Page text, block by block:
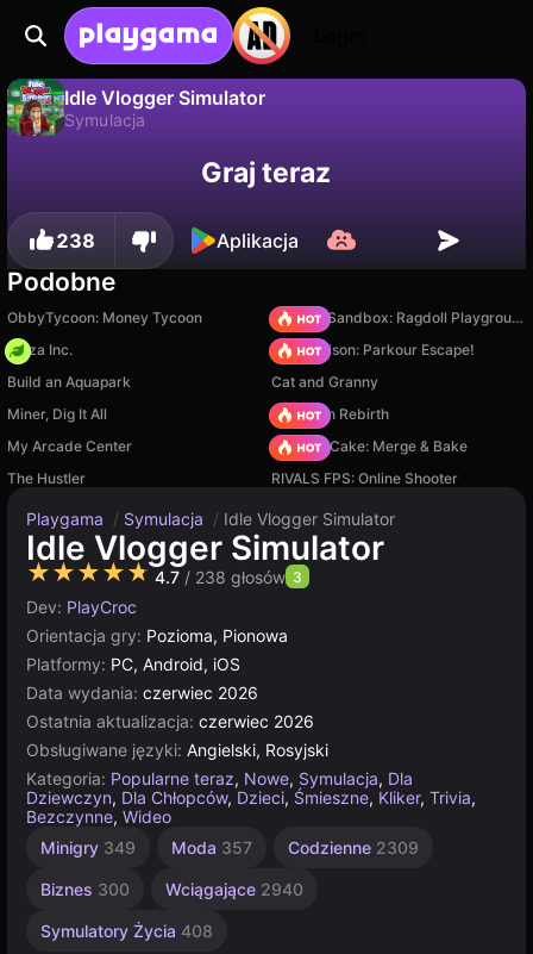
Idle Vlogger Simulator
Symulacja
Zapisz postępy! Nie
Graj teraz
238 Aplikacja
Podobne
ObbyTycoon: Money Tycoon
Sprunki Sandbox: Ragdoll Playground Mode
Pizza Inc.
Barry Prison: Parkour Escape!
Build an Aquapark
Cat and Granny
Miner, Dig It All
Stickman Rebirth
My Arcade Center
Piece of Cake: Merge & Bake
The Hustler
RIVALS FPS: Online Shooter
Playgama / Symulacja / Idle Vlogger Simulator
Idle Vlogger Simulator
★★★★★4.7 / 238 głosów 3
Dev: PlayCroc
Orientacja gry: Pozioma, Pionowa
Platformy: PC, Android, iOS
Data wydania: czerwiec 2026
Ostatnia aktualizacja: czerwiec 2026
Obsługiwane języki: Angielski, Rosyjski
Kategoria: Popularne teraz, Nowe, Symulacja, Dla
Dziewczyn, Dla Chłopców, Dzieci, Śmieszne, Kliker, Trivia,
Bezczynne, Wideo
Minigry 349 Moda 357 Codzienne 2309
Biznes 300 Wciągające 2940
Symulatory Życia 408
Jednoosobowe
Przyrostowe
Proste
Łamigłówki